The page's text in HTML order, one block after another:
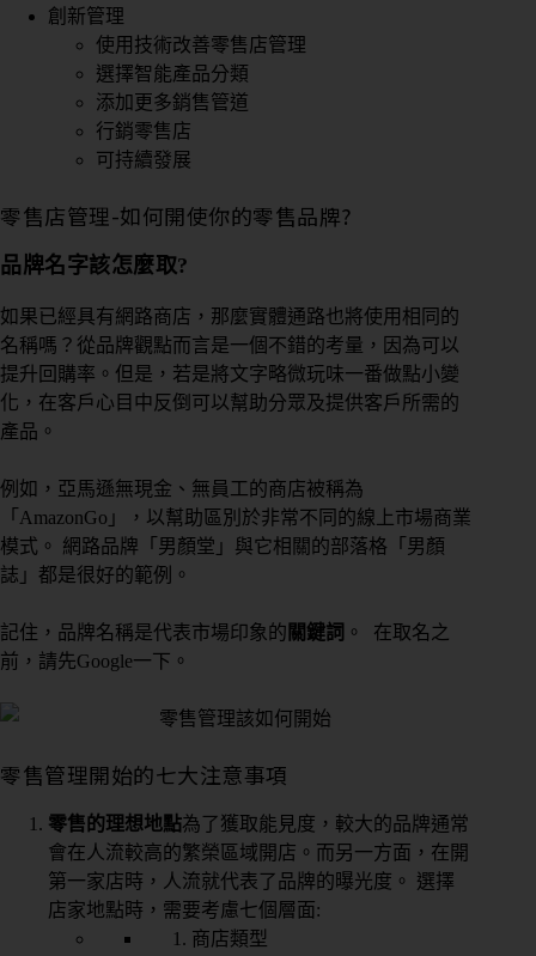
創新管理
使用技術改善零售店管理
選擇智能產品分類
添加更多銷售管道
行銷零售店
可持續發展
零售店管理-如何開使你的零售品牌?
品牌名字該怎麼取?
如果已經具有網路商店，那麼實體通路也將使用相同的
名稱嗎？從品牌觀點而言是一個不錯的考量，因為可以
提升回購率。但是，若是將文字略微玩味一番做點小變
化，在客戶心目中反倒可以幫助分眾及提供客戶所需的
產品。
例如，亞馬遜無現金、無員工的商店被稱為
「AmazonGo」，以幫助區別於非常不同的線上市場商業
模式。 網路品牌「男顏堂」與它相關的部落格「男顏
誌」都是很好的範例。
記住，品牌名稱是代表市場印象的 關鍵詞 。 在取名之
前，請先Google一下。
零售管理開始的七大注意事項
零售的理想地點為了獲取能見度，較大的品牌通常
會在人流較高的繁榮區域開店。而另一方面，在開
第一家店時，人流就代表了品牌的曝光度。 選擇
店家地點時，需要考慮七個層面:
商店類型